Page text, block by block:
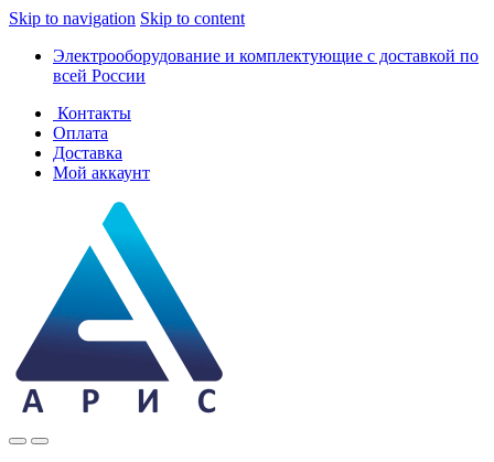
Skip to navigation Skip to content
Электрооборудование и комплектующие с доставкой по
всей России
Контакты
Оплата
Доставка
Мой аккаунт